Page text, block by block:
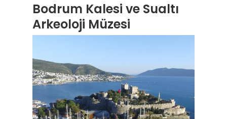
Bodrum Kalesi ve Sualtı
Arkeoloji Müzesi